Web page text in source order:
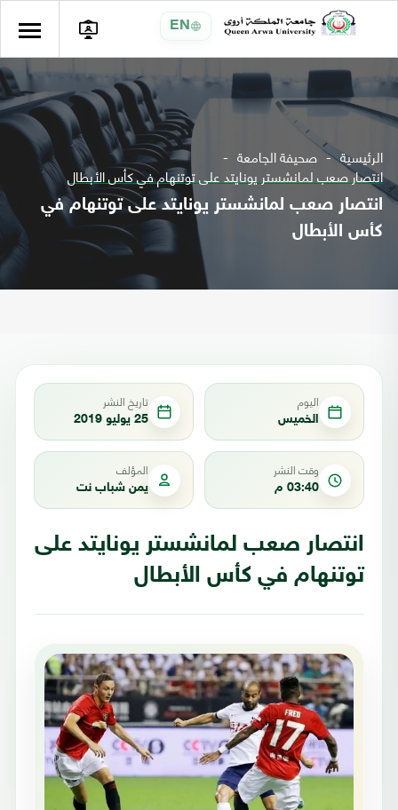
EN
الرئيسية صحيفة الجامعة
انتصار صعب لمانشستر يونايتد على توتنهام في كأس الأبطال
انتصار صعب لمانشستر يونايتد على توتنهام في
كأس الأبطال
اليوم
الخميس
تاريخ النشر
25 يوليو 2019
وقت النشر
03:40 م
المؤلف
يمن شباب نت
انتصار صعب لمانشستر يونايتد على
توتنهام في كأس الأبطال